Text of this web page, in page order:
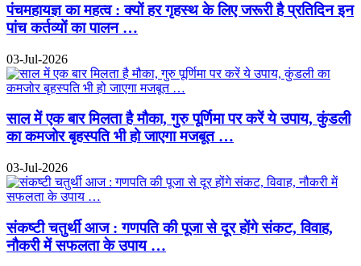
पंचमहायज्ञ का महत्व : क्यों हर गृहस्थ के लिए जरूरी है प्रतिदिन इन
पांच कर्तव्यों का पालन …
03-Jul-2026
साल में एक बार मिलता है मौका, गुरु पूर्णिमा पर करें ये उपाय, कुंडली
का कमजोर बृहस्पति भी हो जाएगा मजबूत …
03-Jul-2026
संकष्टी चतुर्थी आज : गणपति की पूजा से दूर होंगे संकट, विवाह,
नौकरी में सफलता के उपाय …